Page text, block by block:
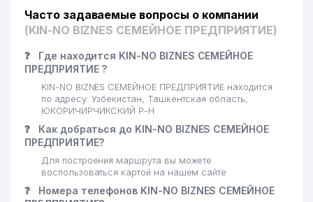
16 SADA ООО 572 м
17
КОМИТЕТ ПО ДЕЛАМ РЕЛИГИЙ
ПРИ КАБИНЕТЕ МИНИСТРОВ
РЕСПУБЛИКИ УЗБЕКИСТАН
ПОСОЛЬСТВО РЕСПУБЛИКИ
ЮЖНАЯ КОРЕЯ
635 м
19
INTERCONCEPTS
INTERCORPORATED
713 м
Часто задаваемые вопросы о компании
(KIN-NO BIZNES СЕМЕЙНОЕ ПРЕДПРИЯТИЕ)
❓
Где находится KIN-NO BIZNES СЕМЕЙНОЕ
ПРЕДПРИЯТИЕ ?
KIN-NO BIZNES СЕМЕЙНОЕ ПРЕДПРИЯТИЕ находится
по адресу: Узбекистан, Ташкентская область,
ЮКОРИЧИРЧИКСКИЙ Р-Н
❓
Как добраться до KIN-NO BIZNES СЕМЕЙНОЕ
ПРЕДПРИЯТИЕ?
Для построения маршрута вы можете
воспользоваться картой на нашем сайте
❓
Номера телефонов KIN-NO BIZNES СЕМЕЙНОЕ